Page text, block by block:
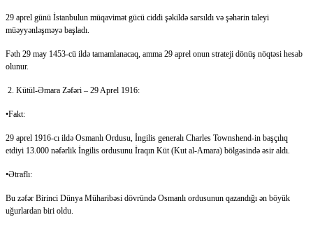
29 aprel günü İstanbulun müqavimət gücü ciddi şəkildə sarsıldı və şəhərin taleyi
müəyyənləşməyə başladı.
Fəth 29 may 1453-cü ildə tamamlanacaq, amma 29 aprel onun strateji dönüş nöqtəsi hesab
olunur.
2. Kütül-Əmara Zəfəri – 29 Aprel 1916:
•Fakt:
29 aprel 1916-cı ildə Osmanlı Ordusu, İngilis generalı Charles Townshend-in başçılıq
etdiyi 13.000 nəfərlik İngilis ordusunu İraqın Küt (Kut al-Amara) bölgəsində əsir aldı.
•Ətraflı:
Bu zəfər Birinci Dünya Müharibəsi dövründə Osmanlı ordusunun qazandığı ən böyük
uğurlardan biri oldu.